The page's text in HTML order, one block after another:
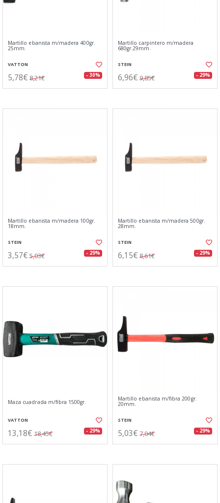
Martillo ebanista m/madera 400gr.
25mm.
VATTON
5,78€ 8,21€ - 30%
Martillo carpintero m/madera
680gr.29mm.
STEIN
6,96€ 9,85€ - 29%
Martillo ebanista m/madera 100gr.
18mm.
STEIN
3,57€ 5,03€ - 29%
Martillo ebanista m/madera 500gr.
28mm.
STEIN
6,15€ 8,61€ - 29%
Maza cuadrada m/fibra 1500gr.
VATTON
13,18€ 18,45€ - 29%
Martillo ebanista m/fibra 200gr.
20mm.
STEIN
5,03€ 7,04€ - 29%